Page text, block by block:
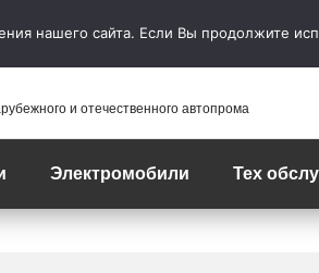
и отечественного автопрома
Электромобили Тех
нашего сайта. Если Вы продолжите